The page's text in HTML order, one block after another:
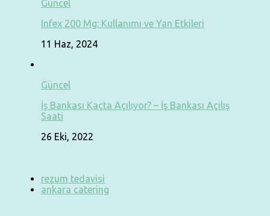
Güncel
Infex 200 Mg: Kullanımı ve Yan Etkileri
11 Haz, 2024
Güncel
İş Bankası Kaçta Açılıyor? – İş Bankası Açılış
Saati
26 Eki, 2022
rezum tedavisi
ankara catering